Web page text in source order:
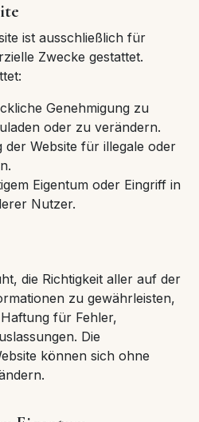
ist ausschließlich für
Zwecke gestattet.
Genehmigung zu
oder zu verändern.
Website für illegale oder
Eigentum oder Eingriff in
Nutzer.
die Richtigkeit aller auf der
zu gewährleisten,
für Fehler,
Die
können sich ohne